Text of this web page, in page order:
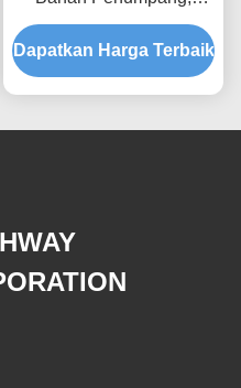
dengan bagian tiang
ganda dan pintu gulung
listrik Untuk Konstruksi
Dapatkan Harga Terbaik